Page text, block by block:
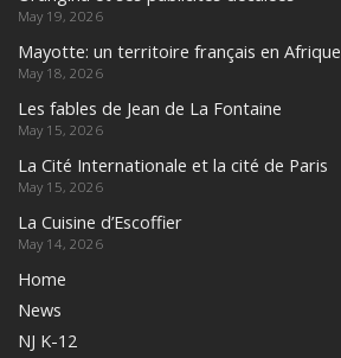
May 19, 2026
Mayotte: un territoire français en Afrique
May 18, 2026
Les fables de Jean de La Fontaine
May 15, 2026
La Cité Internationale et la cité de Paris
May 15, 2026
La Cuisine d’Escoffier
May 14, 2026
Home
News
NJ K-12